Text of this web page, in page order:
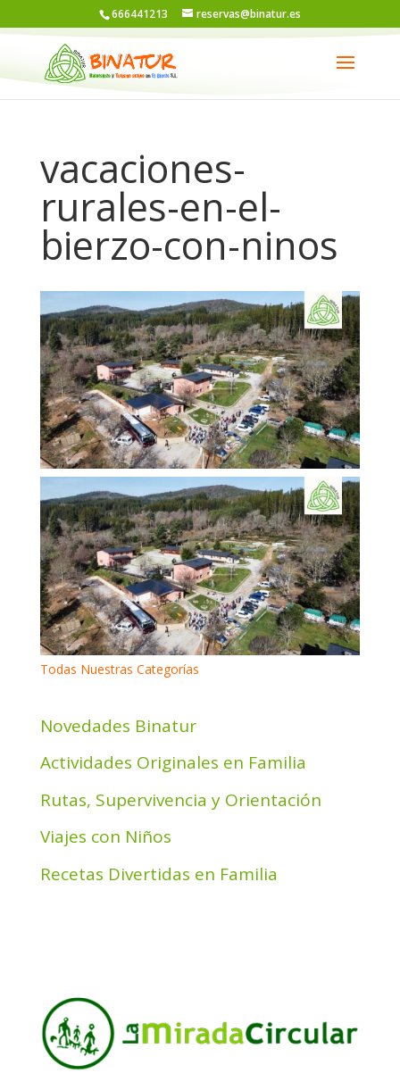
666441213 reservas@binatur.es
vacaciones-
rurales-en-el-
bierzo-con-ninos
Todas Nuestras Categorías
Novedades Binatur
Actividades Originales en Familia
Rutas, Supervivencia y Orientación
Viajes con Niños
Recetas Divertidas en Familia